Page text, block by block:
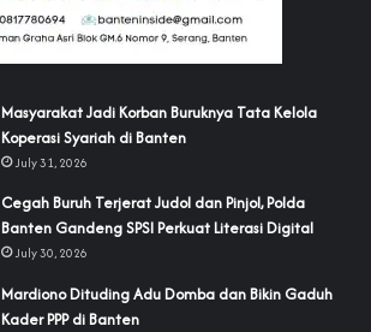
‎Masyarakat Jadi Korban Buruknya Tata Kelola
Koperasi Syariah di Banten
July 31, 2026
Cegah Buruh Terjerat Judol dan Pinjol, Polda
Banten Gandeng SPSI Perkuat Literasi Digital
July 30, 2026
‎Mardiono Dituding Adu Domba dan Bikin Gaduh
Kader PPP di Banten